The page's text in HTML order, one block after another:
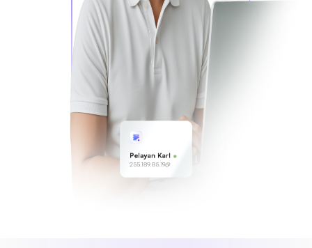
Pelayan Karl
255.189.85.19